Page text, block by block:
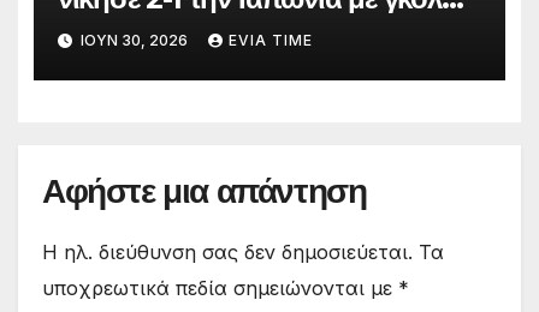
στο 90′ λεπτό
ΙΟΎΝ 30, 2026 EVIA TIME
Αφήστε μια απάντηση
Η ηλ. διεύθυνση σας δεν δημοσιεύεται. Τα
υποχρεωτικά πεδία σημειώνονται με *